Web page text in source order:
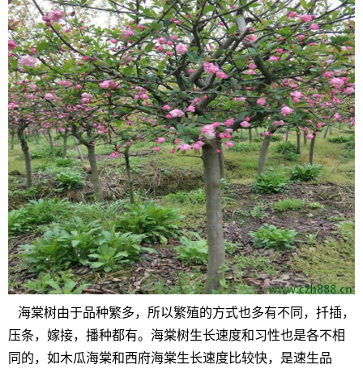
海棠树由于品种繁多，所以繁殖的方式也多有不同，扦插，
压条，嫁接，播种都有。海棠树生长速度和习性也是各不相
同的，如木瓜海棠和西府海棠生长速度比较快，是速生品